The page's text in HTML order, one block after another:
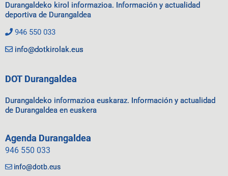
Durangaldeko kirol informazioa. Información y actualidad
deportiva de Durangaldea
946 550 033
info@dotkirolak.eus
DOT Durangaldea
Durangaldeko informazioa euskaraz. Información y actualidad
de Durangaldea en euskera
Agenda Durangaldea
946 550 033
info@dotb.eus